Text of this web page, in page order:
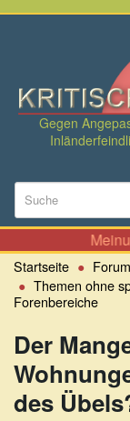
Direkt
Gegen
Suche
Startseite Forum
Themen ohne
Forenbereiche
Der
des